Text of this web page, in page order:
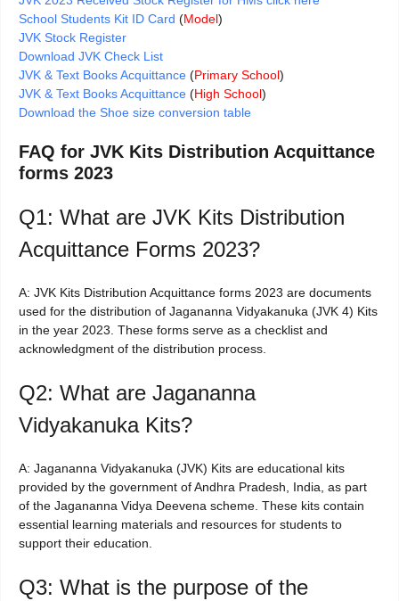
School Students Kit ID Card (Model)
JVK Stock Register
Download JVK Check List
JVK & Text Books Acquittance (Primary School)
JVK & Text Books Acquittance (High School)
Download the Shoe size conversion table
FAQ for JVK Kits Distribution Acquittance
forms 2023
Q1: What are JVK Kits Distribution
Acquittance Forms 2023?
A: JVK Kits Distribution Acquittance forms 2023 are documents
used for the distribution of Jagananna Vidyakanuka (JVK 4) Kits
in the year 2023. These forms serve as a checklist and
acknowledgment of the distribution process.
Q2: What are Jagananna
Vidyakanuka Kits?
A: Jagananna Vidyakanuka (JVK) Kits are educational kits
provided by the government of Andhra Pradesh, India, as part
of the Jagananna Vidya Deevena scheme. These kits contain
essential learning materials and resources for students to
support their education.
Q3: What is the purpose of the